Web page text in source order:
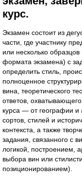
курс.
Экзамен состоит из
части, где участнику
или несколько
формата экзамена) с
определить стиль,
полноценное
вина, теоретического
ответов,
курса — от географии и
сортов, стилей и
контекста, а также
задания, связанного с
логикой, построением,
выбора вин или
позиционированием).